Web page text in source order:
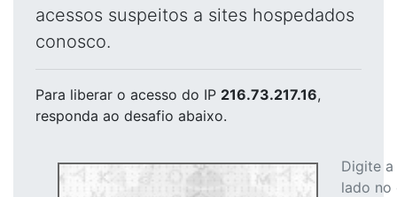
acessos suspeitos a sites hospedados
conosco.
Para liberar o acesso do IP 216.73.217.16,
responda ao desafio abaixo.
Digite
lado no